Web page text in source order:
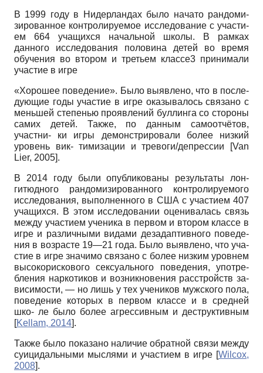
В 1999 году в Нидерландах было начато рандоми-
зированное контролируемое исследование с участи-
ем 664 учащихся начальной школы. В рамках
данного исследования половина детей во время
обучения во втором и третьем классе3 принимали
участие в игре
«Хорошее поведение». Было выявлено, что в после-
дующие годы участие в игре оказывалось связано с
меньшей степенью проявлений буллинга со стороны
самих детей. Также, по данным самоотчётов,
участни- ки игры демонстрировали более низкий
уровень вик- тимизации и тревоги/депрессии
[Van
Lier, 2005].
В 2014 году были опубликованы результаты лон-
гитюдного рандомизированного контролируемого
исследования, выполненного в США с участием 407
учащихся. В этом исследовании оценивалась связь
между участием ученика в первом и втором классе в
игре и различными видами дезадаптивного поведе-
ния в возрасте 19—21 года. Было выявлено, что уча-
стие в игре значимо связано с более низким уровнем
высокорискового сексуального поведения, употре-
бления наркотиков и возникновения расстройств за-
висимости, — но лишь у тех учеников мужского пола,
поведение которых в первом классе и в средней
шко- ле было более агрессивным и деструктивным
[Kellam, 2014].
Также было показано наличие обратной связи между
суицидальными мыслями и участием в игре [Wilcox,
2008].